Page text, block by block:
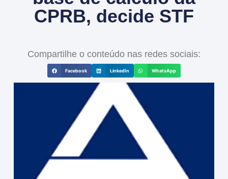
CPRB, decide STF
Compartilhe o conteúdo nas redes sociais:
Facebook LinkedIn WhatsApp